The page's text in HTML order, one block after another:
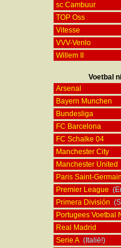
sc Cambuur
TOP Oss
Vitesse
VVV-Venlo
Willem II
Voetbal
Arsenal
Bayern Munchen
Bundesliga
FC Barcelona
FC Schalke 04
Manchester City
Manchester United
Paris Saint-Germain
Premier League
Primera División
Portugees Voetbal
Real Madrid
Serie A (Italië!)